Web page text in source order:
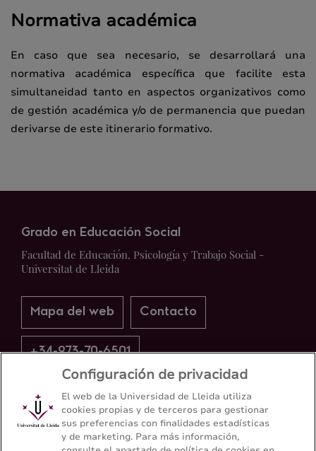
Normativa académica
En caso que sea necesario, se desarrollará una
normativa académica específica que facilite esta
simultaneidad tanto en aspectos organizativos como
de gestión académica y/o de permanencia que puedan
derivarse de este itinerario formativo.
Grado en Educación Social
Facultad de Educación, Psicología y Trabajo Social -
Universitat de Lleida
Mapa del web Contacto
+34-973-70-6501
Configuración de privacidad
El web de la Universidad de Lleida utiliza
cookies propias y de terceros para gestionar
sus preferencias con finalidades estadísticas
y de marketing. Para más información,